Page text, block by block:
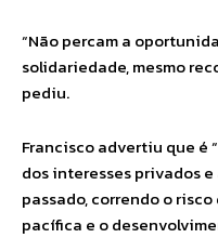
“Não percam a
solidariedade, mesmo
pediu.
Francisco advertiu que é
dos interesses privados
passado, correndo o
pacífica e o